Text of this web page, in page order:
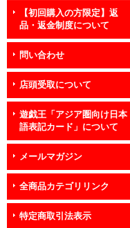
【初回購入の方限定】返
品・返金制度について
問い合わせ
店頭受取について
遊戯王「アジア圏向け日本
語表記カード」について
メールマガジン
全商品カテゴリリンク
特定商取引法表示